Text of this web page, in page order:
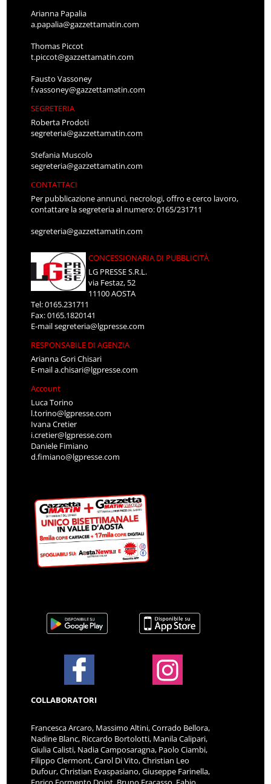
Arianna Papalia
a.papalia@gazzettamatin.com
Thomas Piccot
t.piccot@gazzettamatin.com
Fausto Vassoney
f.vassoney@gazzettamatin.com
SEGRETERIA
Roberta Prodoti
segreteria@gazzettamatin.com
Stefania Muscolo
segreteria@gazzettamatin.com
CONTATTACI
Per pubblicazione annunci, necrologi, offro e cerco lavoro,
contattare la segreteria al numero: 0165/231711
segreteria@gazzettamatin.com
CONCESSIONARIA DI PUBBLICITÀ
LG PRESSE S.R.L.
via Festaz, 52
11100 AOSTA
Tel: 0165.231711
Fax: 0165.1820141
E-mailsegreteria@lgpresse.com
RESPONSABILE DI AGENZIA
Arianna Gori Chisari
E-maila.chisari@lgpresse.com
Account
Luca Torino
l.torino@lgpresse.com
Ivana Cretier
i.cretier@lgpresse.com
Daniele Fimiano
d.fimiano@lgpresse.com
COLLABORATORI
Francesca Arcaro, Massimo Altini, Corrado Bellora,
Nadine Blanc, Riccardo Bortolotti, Manila Calipari,
Giulia Calisti, Nadia Camposaragna, Paolo Ciambi,
Filippo Clermont, Carol Di Vito, Christian Leo
Dufour, Christian Evaspasiano, Giuseppe Farinella,